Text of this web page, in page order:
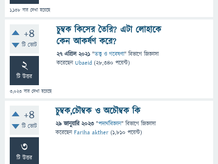
1,138 বার দেখা হয়েছে
+4
টি ভোট
2
টি উত্তর
3,023 বার দেখা হয়েছে
চুম্বক কিসের তৈরি? এটা লোহাকে
কেন আকর্ষণ করে?
27 এপ্রিল 2021 "তত্ত্ব ও গবেষণা" বিভাগে জিজ্ঞাসা
করেছেনUbaeid (28,340 পয়েন্ট)
+4
টি ভোট
3
টি উত্তর
চুম্বক,চৌম্বক ও অচৌম্বক কি
29 জানুয়ারি 2023 "পদার্থবিজ্ঞান" বিভাগে জিজ্ঞাসা
করেছেনFariha akther (1,810 পয়েন্ট)